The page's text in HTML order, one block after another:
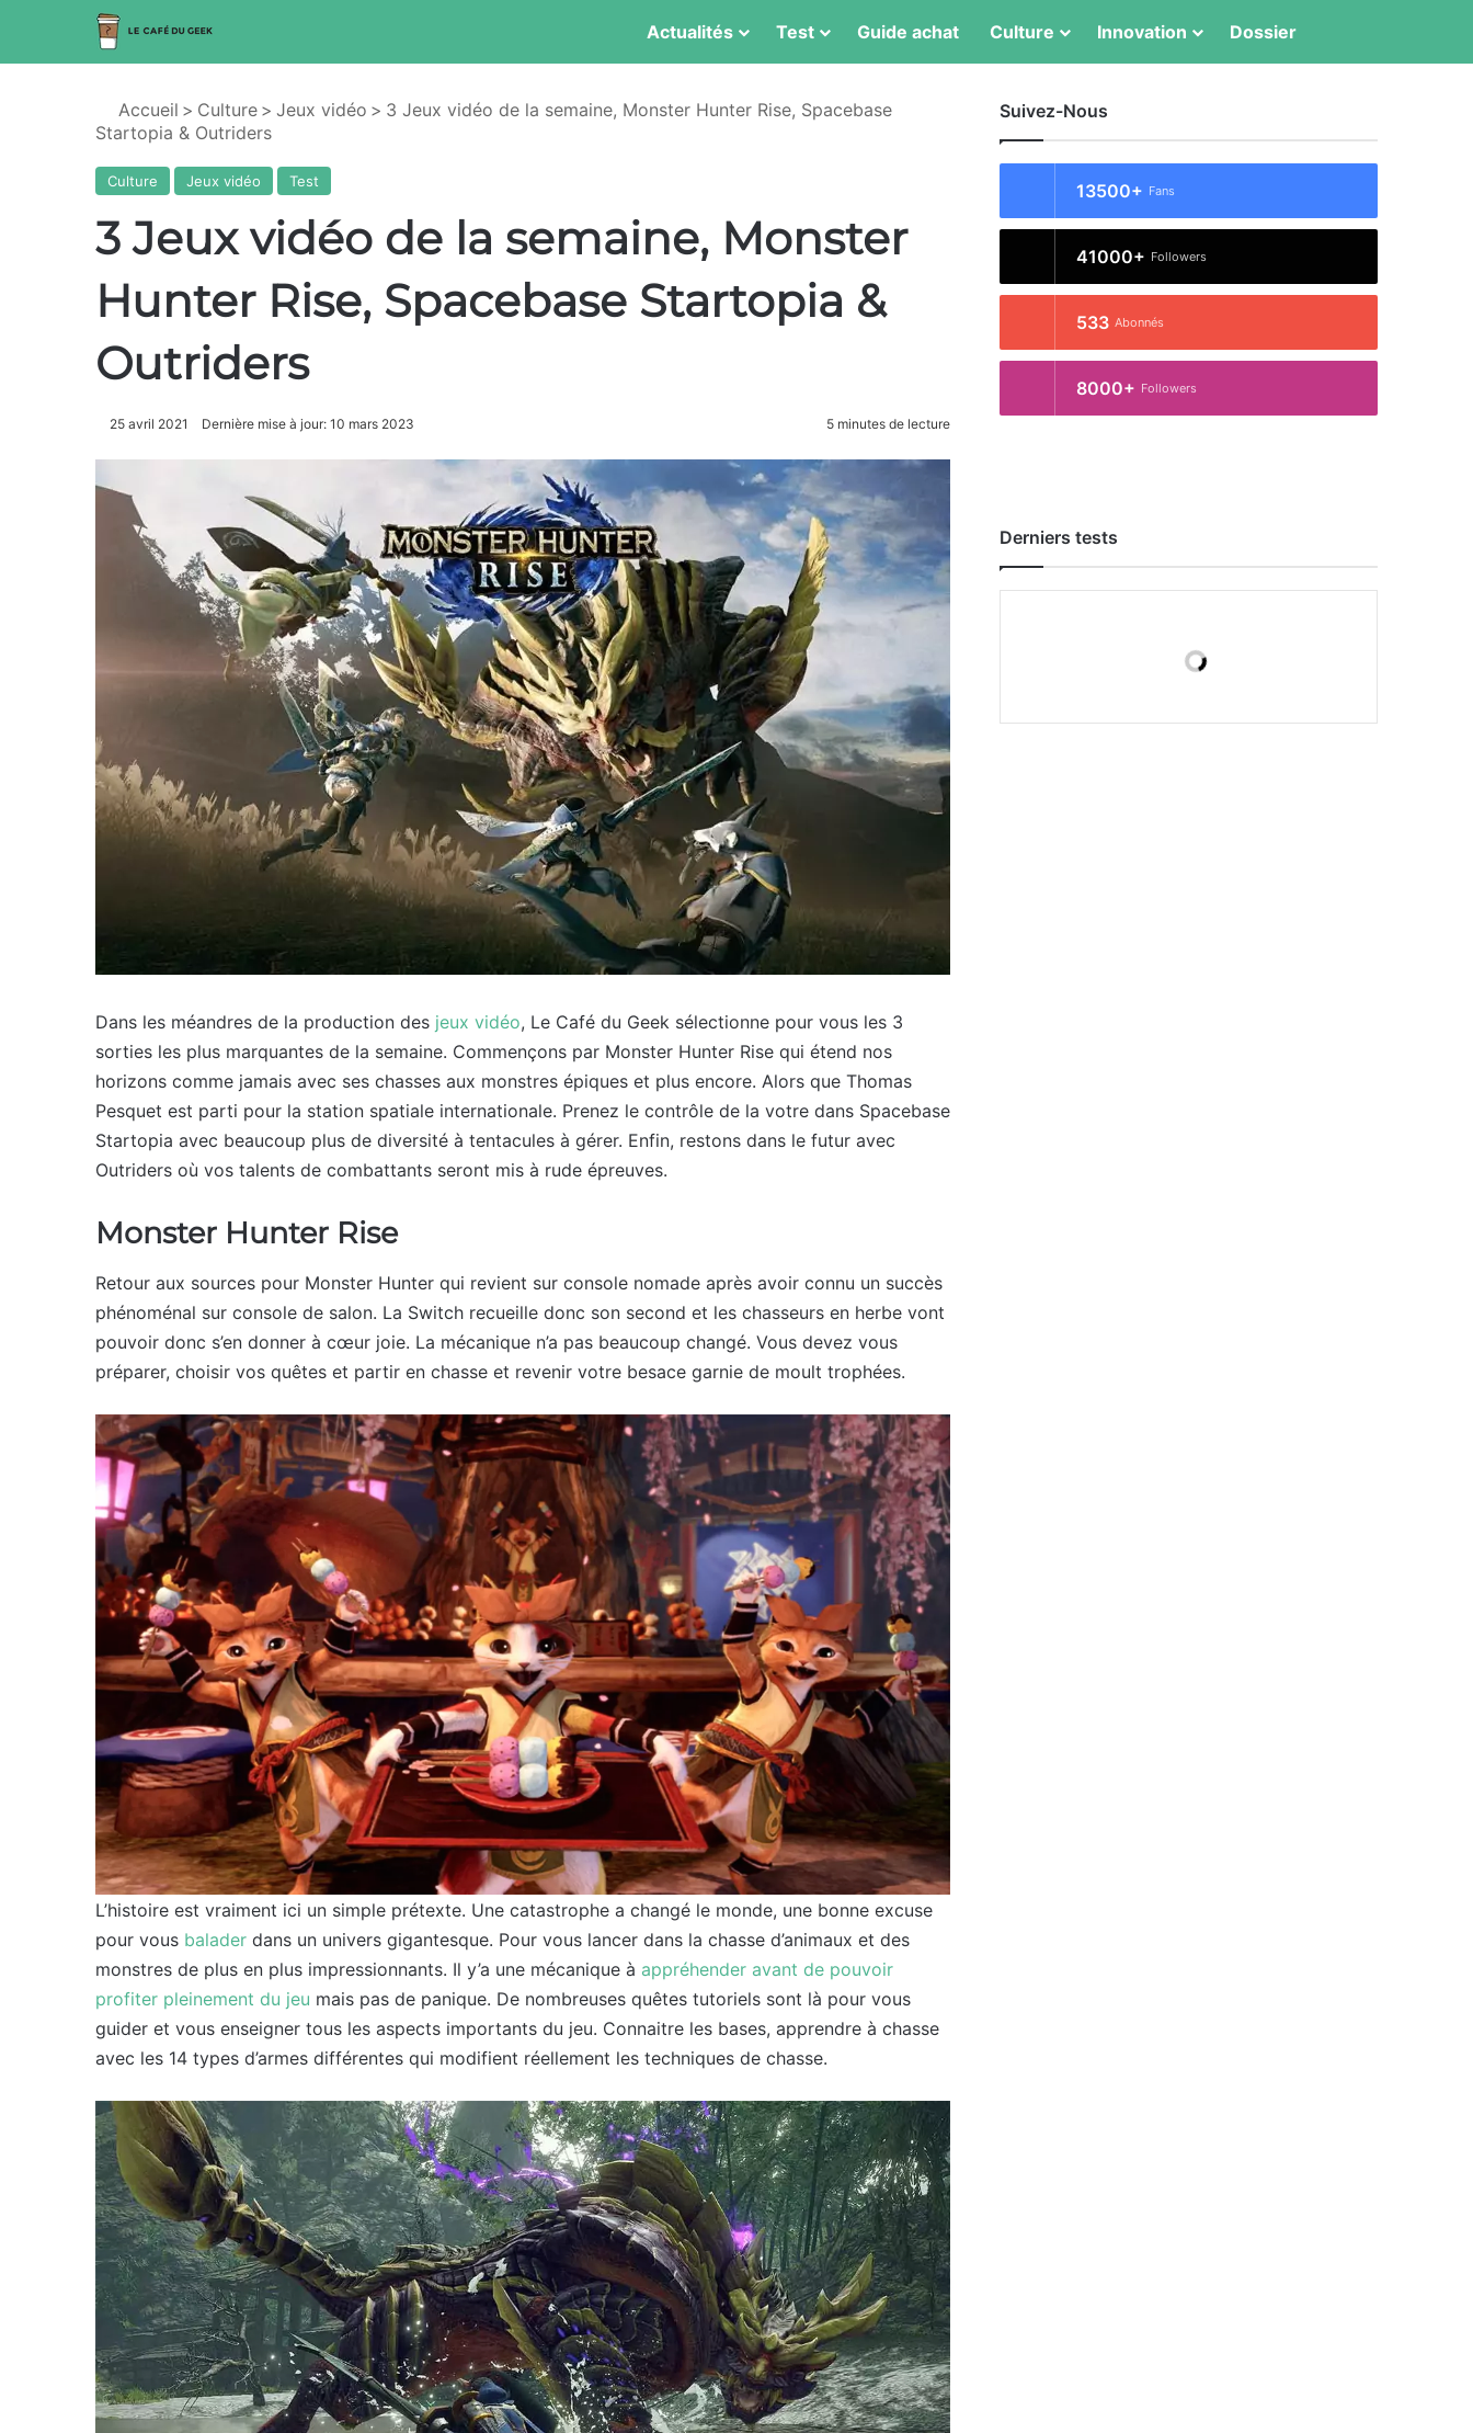
Actualités Test Guide achat Culture Innovation Dossier
Accueil > Culture > Jeux vidéo > 3 Jeux vidéo de la semaine, Monster Hunter Rise, Spacebase
Startopia & Outriders
Culture Jeux vidéo Test
3 Jeux vidéo de la semaine, Monster
Hunter Rise, Spacebase Startopia &
Outriders
25 avril 2021 Dernière mise à jour: 10 mars 2023 5 minutes de lecture
Dans les méandres de la production des jeux vidéo, Le Café du Geek sélectionne pour vous les 3
sorties les plus marquantes de la semaine. Commençons par Monster Hunter Rise qui étend nos
horizons comme jamais avec ses chasses aux monstres épiques et plus encore. Alors que Thomas
Pesquet est parti pour la station spatiale internationale. Prenez le contrôle de la votre dans Spacebase
Startopia avec beaucoup plus de diversité à tentacules à gérer. Enfin, restons dans le futur avec
Outriders où vos talents de combattants seront mis à rude épreuves.
Monster Hunter Rise
Retour aux sources pour Monster Hunter qui revient sur console nomade après avoir connu un succès
phénoménal sur console de salon. La Switch recueille donc son second et les chasseurs en herbe vont
pouvoir donc s’en donner à cœur joie. La mécanique n’a pas beaucoup changé. Vous devez vous
préparer, choisir vos quêtes et partir en chasse et revenir votre besace garnie de moult trophées.
L’histoire est vraiment ici un simple prétexte. Une catastrophe a changé le monde, une bonne excuse
pour vous balader dans un univers gigantesque. Pour vous lancer dans la chasse d’animaux et des
monstres de plus en plus impressionnants. Il y’a une mécanique à appréhender avant de pouvoir
profiter pleinement du jeu mais pas de panique. De nombreuses quêtes tutoriels sont là pour vous
guider et vous enseigner tous les aspects importants du jeu. Connaitre les bases, apprendre à chasse
avec les 14 types d’armes différentes qui modifient réellement les techniques de chasse.
Suivez-Nous
13500+ Fans
41000+ Followers
533 Abonnés
8000+ Followers
Derniers tests